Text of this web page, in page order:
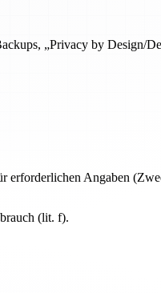
„Privacy by Design/
erforderlichen Angaben
(lit. f).